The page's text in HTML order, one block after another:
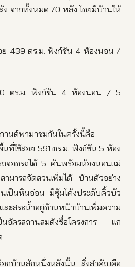
จากทั้งหมด 70 หลัง โดยมีบ้านให้
ย 439 ตร.ม. ฟังก์ชัน 4 ห้องนอน /
ตร.ม. ฟังก์ชัน 4 ห้องนอน / 5
นต์พามาชมกันในครั้งนี้คือ
ที่ใช้สอย 591 ตร.ม. ฟังก์ชัน 5 ห้อง
จอดรถได้ 5 คันพร้อมห้องนอนแม่
มารถจัดสวนเพิ่มได้ บ้านตัวอย่าง
นเป็นหินอ่อน มีซุ้มโค้งประดับคิ้วบัว
สระน้ำอยู่ด้านหน้าบ้านเพิ่มความ
นอัครสถานสมดังชื่อโครงการ แก
ลือกบ้านสักหนึ่งหลังนั้น สิ่งสำคัญคือ